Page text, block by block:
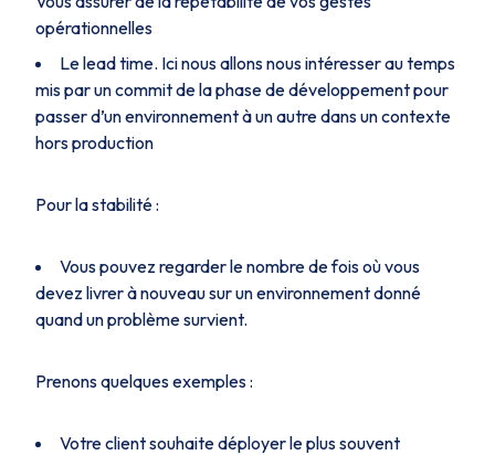
opérationnelles
Le lead time. Ici nous allons nous intéresser au temps
mis par un commit de la phase de développement pour
passer d’un environnement à un autre dans un contexte
hors production
Pour la stabilité :
Vous pouvez regarder le nombre de fois où vous
devez livrer à nouveau sur un environnement donné
quand un problème survient.
Prenons quelques exemples :
Votre client souhaite déployer le plus souvent